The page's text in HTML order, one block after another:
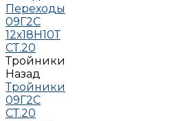
Переходы
09Г2С
12х18Н10Т
СТ.20
Тройники
Назад
Тройники
09Г2С
СТ.20